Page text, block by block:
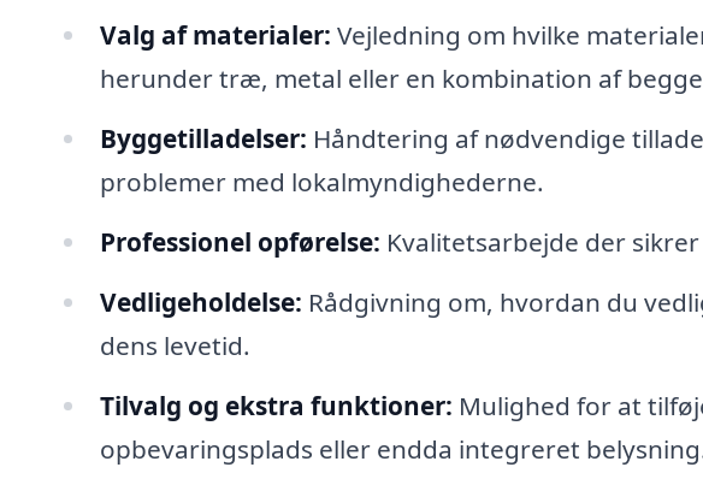
Valg af materialer: Vejledning om hvilke
herunder træ, metal eller en kombination af
Byggetilladelser: Håndtering af nødvendige
problemer med lokalmyndighederne.
Professionel opførelse: Kvalitetsarbejde der
Vedligeholdelse: Rådgivning om, hvordan du
dens levetid.
Tilvalg og ekstra funktioner: Mulighed for at
opbevaringsplads eller endda integreret